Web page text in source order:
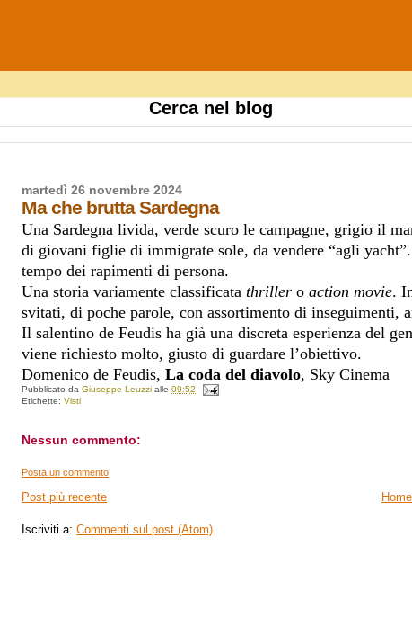
Cerca nel blog
martedì 26 novembre 2024
Ma che brutta Sardegna
Una Sardegna livida, verde scuro le campagne, grigio il
di giovani figlie di immigrate sole, da vendere “agli
tempo dei rapimenti di persona.
Una storia variamente classificatathriller oaction movie.
svitati, di poche parole, con assortimento di inseguimenti,
Il salentino de Feudis ha già una discreta esperienza del
viene richiesto molto, giusto di guardare l’obiettivo.
Domenico de Feudis,La coda del diavolo, Sky Cinema
Pubblicato daGiuseppe Leuzzi alle09:52
Etichette:Visti
Nessun commento:
Posta un commento
Post più recente
Iscriviti a:Commenti sul post (Atom)